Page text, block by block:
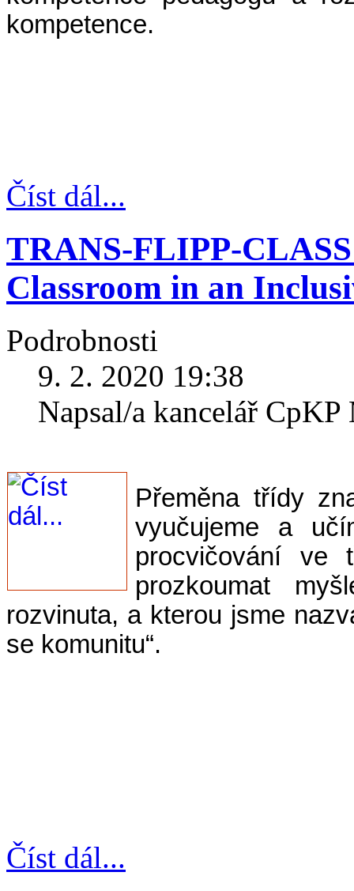
kompetence.
Číst dál...
TRANS-FLIPP-
Classroom in an
Podrobnosti
9. 2. 2020 19:38
Napsal/a kancelář
Přeměna třídy
vyučujeme a
procvičování ve
prozkoumat
rozvinuta, a kterou jsme
se komunitu“.
Číst dál...